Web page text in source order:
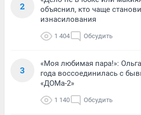
2
объяснил, кто чаще
изнасилования
1 404 Обсудить
3
«Моя любимая пара!»:
года воссоединилась с
«ДОМа-2»
1 140 Обсудить